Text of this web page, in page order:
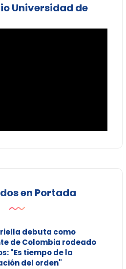
Universidad de
en Portada
debuta como
de Colombia rodeado
"Es tiempo de la
del orden"